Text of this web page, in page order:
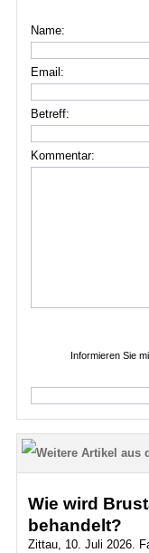
Name:
Email:
Betreff:
Kommentar:
Informieren Sie
Wie wird
behandelt?
Zittau, 10. Juli 2026.